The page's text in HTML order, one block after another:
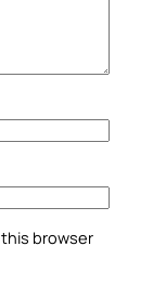
this browser